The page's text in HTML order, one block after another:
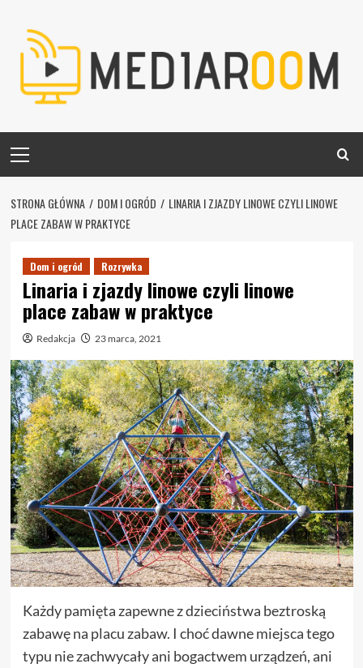
content
Menu
STRONA GŁÓWNA DOM I OGRÓD
LINARIA I ZJAZDY LINOWE CZYLI LINOWE
PLACE ZABAW W PRAKTYCE
Dom i ogród Rozrywka
Linaria i zjazdy linowe czyli linowe
place zabaw w praktyce
Redakcja 23 marca, 2021
Każdy pamięta zapewne z dzieciństwa beztroską
zabawę na placu zabaw. I choć dawne miejsca tego
typu nie zachwycały ani bogactwem urządzeń, ani